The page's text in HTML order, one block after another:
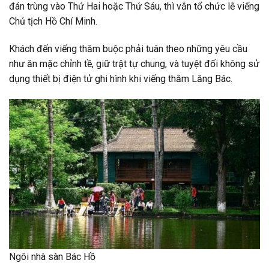
đán trùng vào Thứ Hai hoặc Thứ Sáu, thì vẫn tổ chức lễ viếng
Chủ tịch Hồ Chí Minh.
Khách đến viếng thăm buộc phải tuân theo những yêu cầu
như ăn mặc chỉnh tề, giữ trật tự chung, và tuyệt đối không sử
dụng thiết bị điện tử ghi hình khi viếng thăm Lăng Bác.
Ngôi nhà sàn Bác Hồ